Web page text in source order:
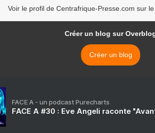
Voir le profil de Centrafrique-Presse.com sur
Créer un blog sur
Créer un blog
FACE A - un podcast Purecharts
FACE A #30 : Eve Angeli raconte